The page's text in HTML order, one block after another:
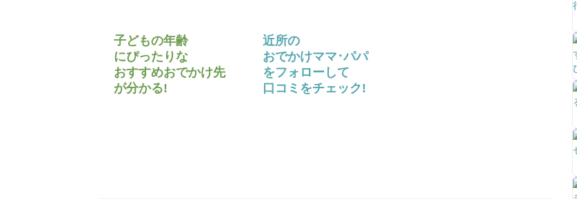
子どもの年齢
にぴったりな
おすすめおでかけ先
が分かる!
近所の
おでかけママ･パパ
をフォローして
口コミをチェック!